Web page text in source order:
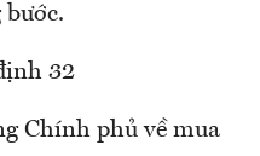
bước.
32
Chính phủ về mua